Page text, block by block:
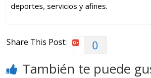
deportes, servicios y afines.
Share This Post: 0
También te puede